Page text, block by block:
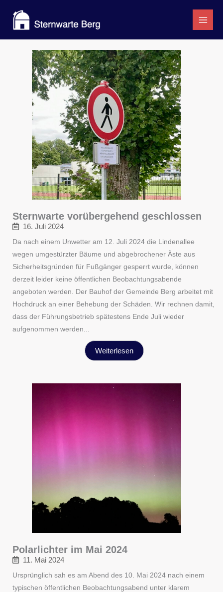
Inhalt
springen
Sternwarte vorübergehend geschlossen
16. Juli 2024
Da nach einem Unwetter am 12. Juli 2024 die Lindenallee
wegen umgestürzter Bäume und abgebrochener Äste aus
Sicherheitsgründen für Fußgänger gesperrt wurde, können
derzeit leider keine öffentlichen Beobachtungsabende
angeboten werden. Der Bauhof der Gemeinde Berg arbeitet mit
Hochdruck an einer Behebung der Schäden. Wir rechnen damit,
dass der Führungsbetrieb spätestens Ende Juli wieder
aufgenommen werden...
Weiterlesen
Polarlichter im Mai 2024
11. Mai 2024
Ursprünglich sah es am Abend des 10. Mai 2024 nach einem
typischen öffentlichen Beobachtungsabend unter klarem